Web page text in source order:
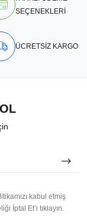
SEÇENEKLERİ
ÜCRETSİZ KARGO
kabul etmiş
İptal Et’i tıklayın.